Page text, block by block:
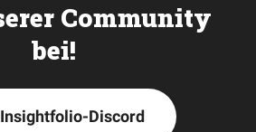
Community
bei!
Discord